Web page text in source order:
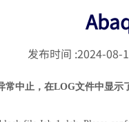
发布时间 :2024-08-
常中止，在LOG文件中显示